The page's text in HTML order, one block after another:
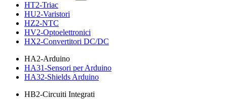
HT2-Triac
HU2-Varistori
HZ2-NTC
HV2-Optoelettronici
HX2-Convertitori DC/DC
HA2-Arduino
HA31-Sensori per Arduino
HA32-Shields Arduino
HB2-Circuiti Integrati